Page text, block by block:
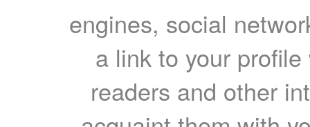
engines, social
a link to your
readers and other